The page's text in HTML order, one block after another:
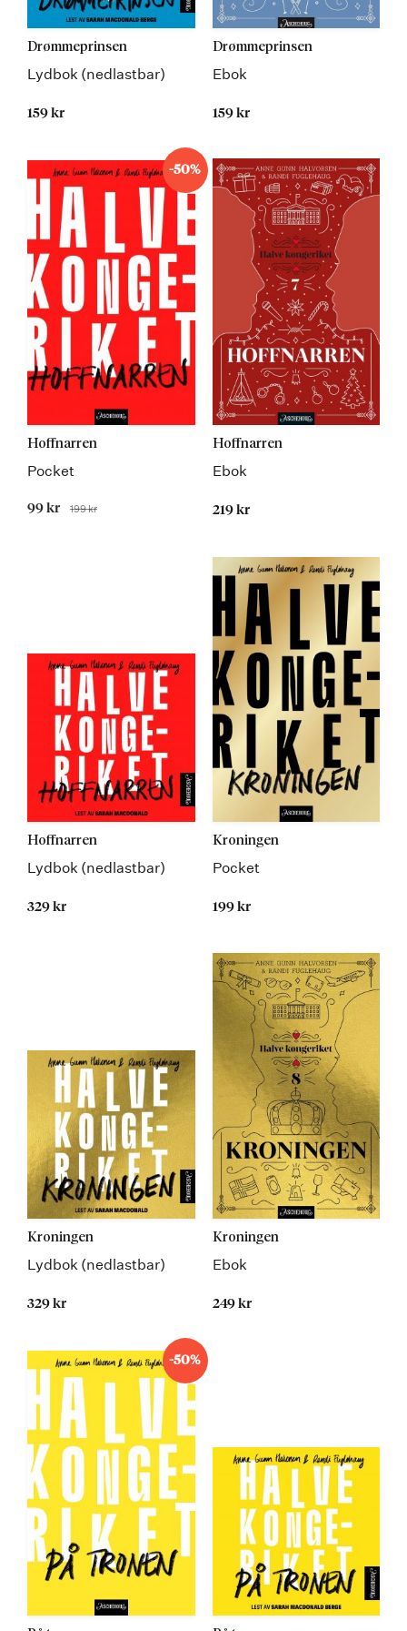
Drømmeprinsen
Lydbok (nedlastbar)
159 kr
Drømmeprinsen
Ebok
159 kr
-50%
Hoffnarren
Pocket
Tilbudspris
99 kr Før
199 kr
Hoffnarren
Ebok
219 kr
Hoffnarren
Lydbok (nedlastbar)
329 kr
Kroningen
Pocket
199 kr
Kroningen
Lydbok (nedlastbar)
329 kr
Kroningen
Ebok
249 kr
-50%